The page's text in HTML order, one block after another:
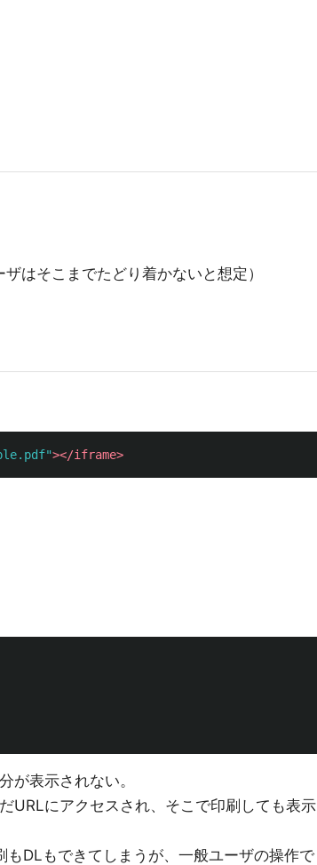
はそこまでたどり着かないと想定）
></iframe>
が表示されない。
URLにアクセスされ、そこで印刷しても表示
DLもできてしまうが、一般ユーザの操作で